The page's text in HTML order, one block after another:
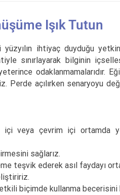
Işık Tutun
ihtiyaç duyduğu
sınırlayarak bilginin
odaklanmamalarıdır.
Perde açılırken senaryoyu
içi veya çevrim içi
sağlarız.
teşvik ederek asıl faydayı
biçimde kullanma becerisini